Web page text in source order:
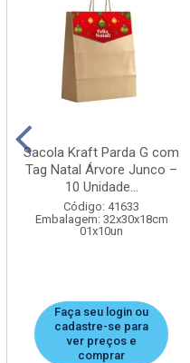
Sacola Kraft Parda G com
Tag Natal Árvore Junco –
10 Unidade...
Código: 41633
Embalagem: 32x30x18cm
01x10un
Faça seu login ou
cadastre-se para
ver preços e
comprar